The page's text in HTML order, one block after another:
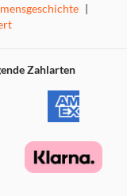
|
Zahlarten